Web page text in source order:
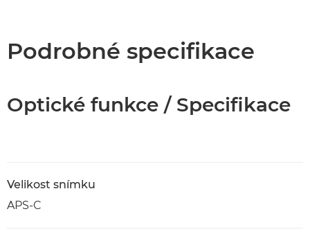
Podrobné specifikace
Optické funkce / Specifikace
Velikost snímku
APS-C